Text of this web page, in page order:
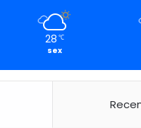
28 ℃
sex